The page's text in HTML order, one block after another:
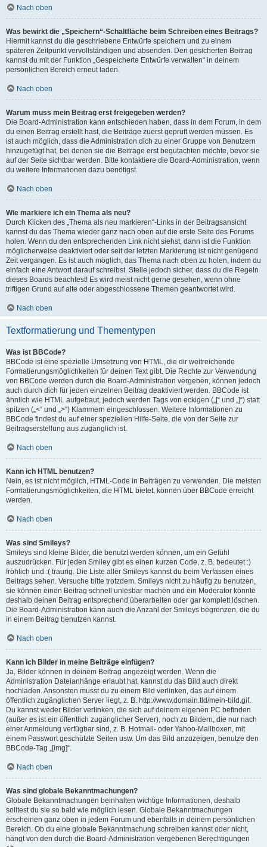
Nach oben
Was bewirkt die „Speichern“-Schaltfläche beim Schreiben eines Beitrags?
Hiermit kannst du die geschriebene Entwürfe speichern und zu einem
späteren Zeitpunkt vervollständigen und absenden. Den gesicherten Beitrag
kannst du mit der Funktion „Gespeicherte Entwürfe verwalten“ in deinem
persönlichen Bereich erneut laden.
Nach oben
Warum muss mein Beitrag erst freigegeben werden?
Die Board-Administration kann entschieden haben, dass in dem Forum, in dem
du einen Beitrag erstellt hast, die Beiträge zuerst geprüft werden müssen. Es
ist auch möglich, dass die Administration dich zu einer Gruppe von Benutzern
hinzugefügt hat, bei denen sie die Beiträge erst begutachten möchte, bevor sie
auf der Seite sichtbar werden. Bitte kontaktiere die Board-Administration, wenn
du weitere Informationen dazu benötigst.
Nach oben
Wie markiere ich ein Thema als neu?
Durch Klicken des „Thema als neu markieren“-Links in der Beitragsansicht
kannst du das Thema wieder ganz nach oben auf die erste Seite des Forums
holen. Wenn du den entsprechenden Link nicht siehst, dann ist die Funktion
möglicherweise deaktiviert oder seit der letzten Markierung ist nicht genügend
Zeit vergangen. Es ist auch möglich, das Thema nach oben zu holen, indem du
einfach eine Antwort darauf schreibst. Stelle jedoch sicher, dass du die Regeln
dieses Boards beachtest! Es wird meist nicht gerne gesehen, wenn ohne
triftigen Grund auf alte oder abgeschlossene Themen geantwortet wird.
Nach oben
Textformatierung und Thementypen
Was ist BBCode?
BBCode ist eine spezielle Umsetzung von HTML, die dir weitreichende
Formatierungsmöglichkeiten für deinen Text gibt. Die Rechte zur Verwendung
von BBCode werden durch die Board-Administration vergeben, können jedoch
auch durch dich für jeden einzelnen Beitrag deaktiviert werden. BBCode ist
ähnlich wie HTML aufgebaut, jedoch werden Tags von eckigen („[“ und „]“) statt
spitzen („<“ und „>“) Klammern eingeschlossen. Weitere Informationen zu
BBCode findest du auf einer speziellen Hilfe-Seite, die von der Seite zur
Beitragserstellung aus zugänglich ist.
Nach oben
Kann ich HTML benutzen?
Nein, es ist nicht möglich, HTML-Code in Beiträgen zu verwenden. Die meisten
Formatierungsmöglichkeiten, die HTML bietet, können über BBCode erreicht
werden.
Nach oben
Was sind Smileys?
Smileys sind kleine Bilder, die benutzt werden können, um ein Gefühl
auszudrücken. Für jeden Smiley gibt es einen kurzen Code, z. B. bedeutet :)
fröhlich und :( traurig. Die Liste aller Smileys kannst du beim Verfassen eines
Beitrags sehen. Versuche bitte trotzdem, Smileys nicht zu häufig zu benutzen,
sie können einen Beitrag schnell unlesbar machen und ein Moderator könnte
deshalb deinen Beitrag entsprechend überarbeiten oder gar komplett löschen.
Die Board-Administration kann auch die Anzahl der Smileys begrenzen, die du
in einem Beitrag benutzen kannst.
Nach oben
Kann ich Bilder in meine Beiträge einfügen?
Ja, Bilder können in deinem Beitrag angezeigt werden. Wenn die
Administration Dateianhänge erlaubt hat, kannst du das Bild auch direkt
hochladen. Ansonsten musst du zu einem Bild verlinken, das auf einem
öffentlich zugänglichen Server liegt, z. B. http://www.domain.tld/mein-bild.gif.
Du kannst weder Bilder verlinken, die sich auf deinem eigenen PC befinden
(außer es ist ein öffentlich zugänglicher Server), noch zu Bildern, die nur nach
einer Anmeldung verfügbar sind, z. B. Hotmail- oder Yahoo-Mailboxen, mit
einem Passwort geschützte Seiten usw. Um das Bild anzuzeigen, benutze den
BBCode-Tag „[img]“.
Nach oben
Was sind globale Bekanntmachungen?
Globale Bekanntmachungen beinhalten wichtige Informationen, deshalb
solltest du sie so bald wie möglich lesen. Globale Bekanntmachungen
erscheinen ganz oben in jedem Forum und ebenfalls in deinem persönlichen
Bereich. Ob du eine globale Bekanntmachung schreiben kannst oder nicht,
hängt von den durch die Board-Administration vergebenen Berechtigungen